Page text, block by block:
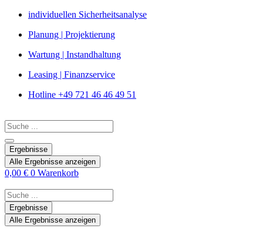
Zum
springen
individuellen Sicherheitsanalyse
Planung | Projektierung
Wartung | Instandhaltung
Leasing | Finanzservice
Hotline +49 721 46 46 49 51
Search
...
Ergebnisse
Alle Ergebnisse anzeigen
0,00 € 0 Warenkorb
Search
...Ergebnisse
Alle Ergebnisse anzeigen